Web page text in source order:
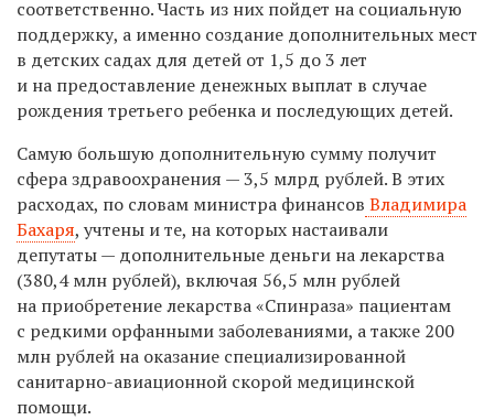
соответственно. Часть из них пойдет на социальную
поддержку, а именно создание дополнительных мест
в детских садах для детей от 1,5 до 3 лет
и на предоставление денежных выплат в случае
рождения третьего ребенка и последующих детей.
Самую большую дополнительную сумму получит
сфера здравоохранения — 3,5 млрд рублей. В этих
расходах, по словам министра финансов Владимира
Бахаря, учтены и те, на которых настаивали
депутаты — дополнительные деньги на лекарства
(380,4 млн рублей), включая 56,5 млн рублей
на приобретение лекарства «Спинраза» пациентам
с редкими орфанными заболеваниями, а также 200
млн рублей на оказание специализированной
санитарно-авиационной скорой медицинской
помощи.